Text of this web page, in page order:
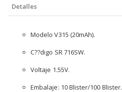
Detalles
Modelo V315 (20mAh).
C??digo SR 716SW.
Voltaje 1.55V.
Embalaje: 10 Blister/100 Blister.